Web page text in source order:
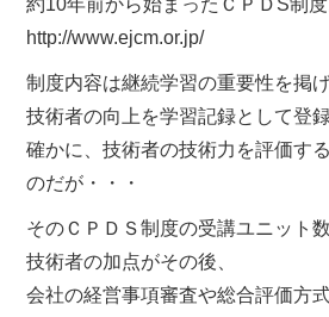
約10年前から始まったＣＰＤS制度
http://www.ejcm.or.jp/
制度内容は継続学習の重要性を掲げ
技術者の向上を学習記録として登録
確かに、技術者の技術力を評価す
のだが・・・
そのＣＰＤＳ制度の受講ユニット
技術者の加点がその後、
会社の経営事項審査や総合評価方